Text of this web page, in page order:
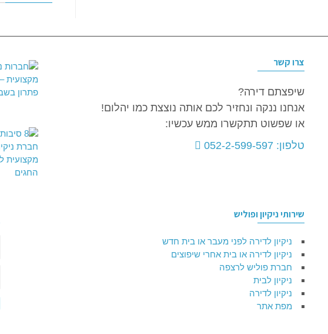
צרו קשר
שיפצתם דירה?
אנחנו ננקה ונחזיר לכם אותה נוצצת כמו יהלום!
או שפשוט תתקשרו ממש עכשיו:
טלפון: 052-2-599-597
שירותי ניקיון ופוליש
ניקיון לדירה לפני מעבר או בית חדש
ניקיון לדירה או בית אחרי שיפוצים
חברת פוליש לרצפה
ניקיון לבית
ניקיון לדירה
מפת אתר